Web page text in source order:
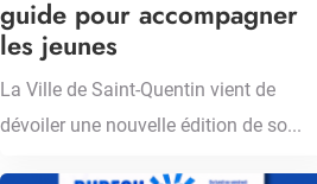
guide pour accompagner
les jeunes
La Ville de Saint-Quentin vient de
dévoiler une nouvelle édition de so...